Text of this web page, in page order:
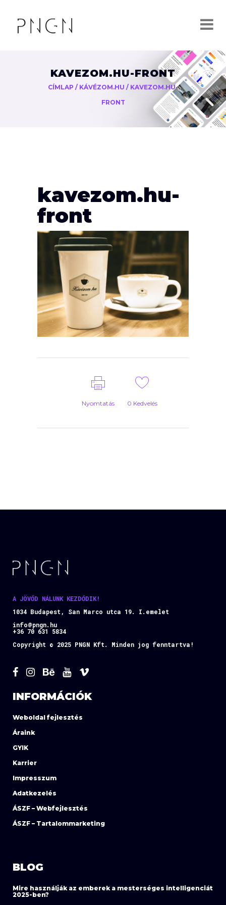
KAVEZOM.HU-FRONT
CÍMLAP / KÁVÉZOM.HU / KAVEZOM.HU-
FRONT
kavezom.hu-
front
Nyomtatás 0 Kedvelés
A JÖVŐD NÁLUNK KEZDŐDIK!
1034 Budapest, San Marco utca 19. I.emelet
info@pngn.hu
+36 70 631 5834
Copyright © 2025 PNGN Kft. Minden jog fenntartva!
INFORMÁCIÓK
Weboldal fejlesztés
Áraink
GYIK
Karrier
Impresszum
Adatkezelés
ÁSZF – Webfejlesztés
ÁSZF – Tartalommarketing
BLOG
Mire használják az emberek a mesterséges intelligenciát
2025-ben?